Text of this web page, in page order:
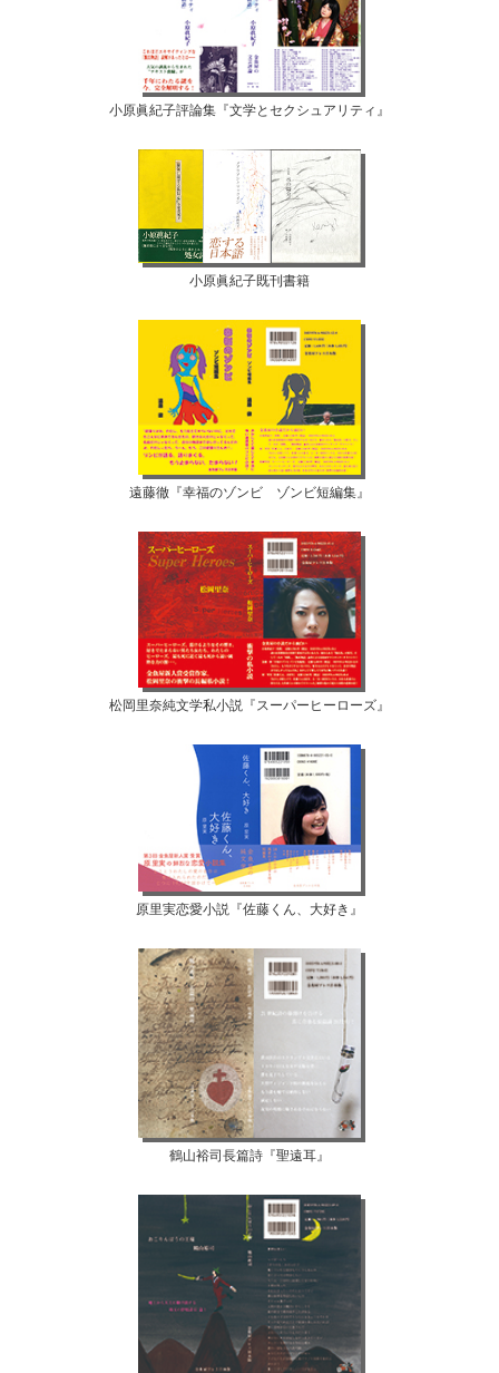
小原眞紀子評論集『文学とセクシュアリティ』
小原眞紀子既刊書籍
遠藤徹『幸福のゾンビ ゾンビ短編集』
松岡里奈純文学私小説『スーパーヒーローズ』
原里実恋愛小説『佐藤くん、大好き』
鶴山裕司長篇詩『聖遠耳』